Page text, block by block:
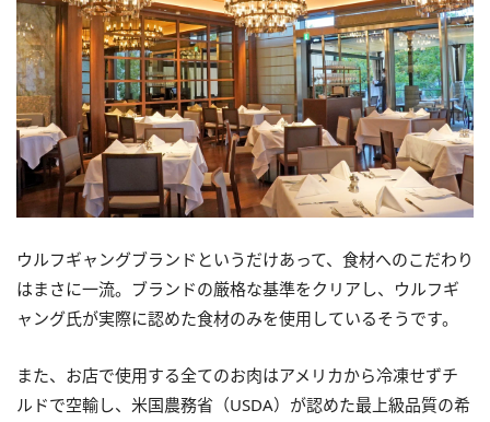
ウルフギャングブランドというだけあって、食材へのこだわり
はまさに一流。ブランドの厳格な基準をクリアし、ウルフギ
ャング氏が実際に認めた食材のみを使用しているそうです。
また、お店で使用する全てのお肉はアメリカから冷凍せずチ
ルドで空輸し、米国農務省（USDA）が認めた最上級品質の希